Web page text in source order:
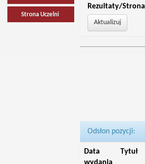
Strona Uczelni
Rezultaty/Strona
Odsłon pozycji:
Data
Tytuł